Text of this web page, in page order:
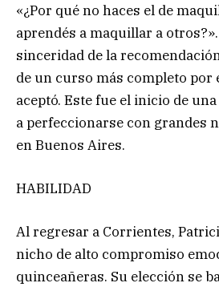
«¿Por qué no haces el de
aprendés a maquillar a
sinceridad de la
de un curso más completo por
aceptó. Este fue el inicio de
a perfeccionarse con grandes
en Buenos Aires.
HABILIDAD
Al regresar a Corrientes,
nicho de alto compromiso
quinceañeras. Su elección se